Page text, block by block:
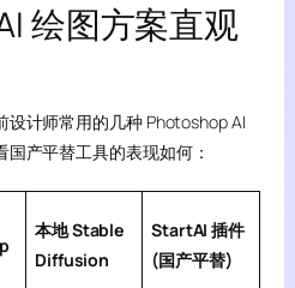
绘图方案直观
计师常用的几种 Photoshop AI
产平替工具的表现如何：
本地 Stable
Diffusion
StartAI 插件
(国产平替)